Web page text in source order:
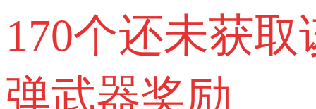
170个还未获
弹武器奖励